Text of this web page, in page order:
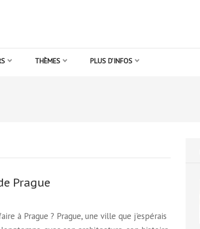
THÈMES PLUS D’INFOS
Prague
à Prague ? Prague, une ville que j'espérais